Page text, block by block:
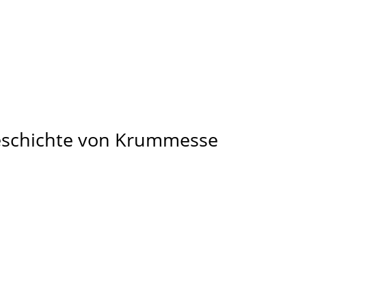
von Krummesse